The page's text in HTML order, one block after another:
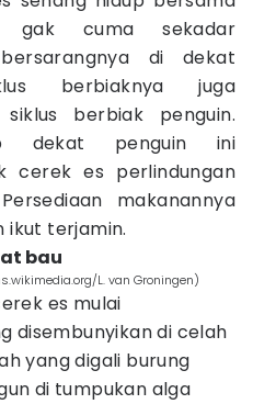
gak cuma sekadar
di dekat
berbiaknya juga
berbiak penguin.
dekat penguin ini
cerek es perlindungan
makanannya
ikut terjamin.
bau
L. van Groningen)
es mulai
disembunyikan di celah
yang digali burung
di tumpukan alga